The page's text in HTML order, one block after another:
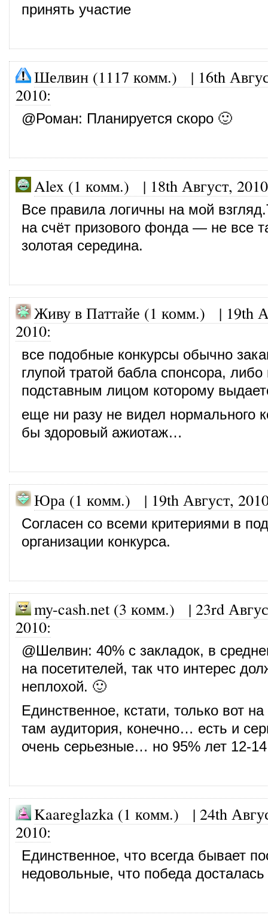
принять участие
Шелвин (1117 комм.) | 16th
2010:
@Роман: Планируется скоро 🙂
Alex (1 комм.) | 18th Август, 2010
Все правила логичны на мой
на счёт призового фонда — не все
золотая середина.
Живу в Паттайе (1 комм.) | 19th
2010:
все подобные конкурсы обычно
глупой тратой бабла спонсора, либо
подставным лицом которому
еще ни разу не видел нормального
бы здоровый ажиотаж…
Юра (1 комм.) | 19th Август,
Согласен со всеми критериями в
организации конкурса.
my-cash.net (3 комм.) | 23rd
2010:
@Шелвин: 40% с закладок, в
на посетителей, так что интерес
неплохой. 🙂
Единственное, кстати, только вот
там аудитория, конечно… есть и
очень серьезные… но 95% лет 12-
Kaareglazka (1 комм.) | 24th
2010:
Единственное, что всегда бывает
недовольные, что победа